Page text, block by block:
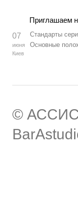
Приглашаем
07
июня
Киев
Стандарты
Основные
©